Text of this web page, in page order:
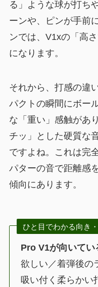
る」ような球が打ち
ーンや、ピンが手前
ンでは、V1xの「高
になります。
それから、打感の違
パクトの瞬間にボー
な「重い」感触があ
チッ」とした硬質な
ですよね。これは完
パターの音で距離感
傾向にあります。
ひと目でわかる向き
Pro V1が向いてい
欲しい／着弾後の
吸い付く柔らかい